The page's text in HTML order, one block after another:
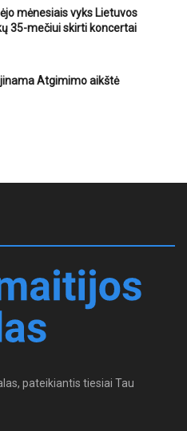
mėnesiais vyks Lietuvos
35-mečiui skirti koncertai
Atgimimo aikštė
pateikiantis tiesiai Tau